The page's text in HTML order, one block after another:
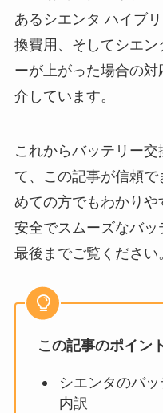
あるシエンタ ハイブ
換費用、そしてシエン
ーが上がった場合の
介しています。
これからバッテリー
て、この記事が信頼
めての方でもわかりや
安全でスムーズなバ
最後までご覧ください
この記事のポイン
シエンタのバ
内訳